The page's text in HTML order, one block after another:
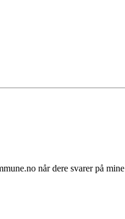
når dere svarer på mine